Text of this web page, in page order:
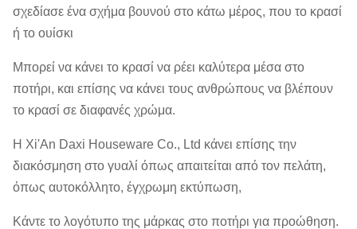
σχεδίασε ένα σχήμα βουνού στο κάτω μέρος, που το κρασί
ή το ουίσκι
Μπορεί να κάνει το κρασί να ρέει καλύτερα μέσα στο
ποτήρι, και επίσης να κάνει τους ανθρώπους να βλέπουν
το κρασί σε διαφανές χρώμα.
Η Xi'An Daxi Houseware Co., Ltd κάνει επίσης την
διακόσμηση στο γυαλί όπως απαιτείται από τον πελάτη,
όπως αυτοκόλλητο, έγχρωμη εκτύπωση,
Κάντε το λογότυπο της μάρκας στο ποτήρι για προώθηση.